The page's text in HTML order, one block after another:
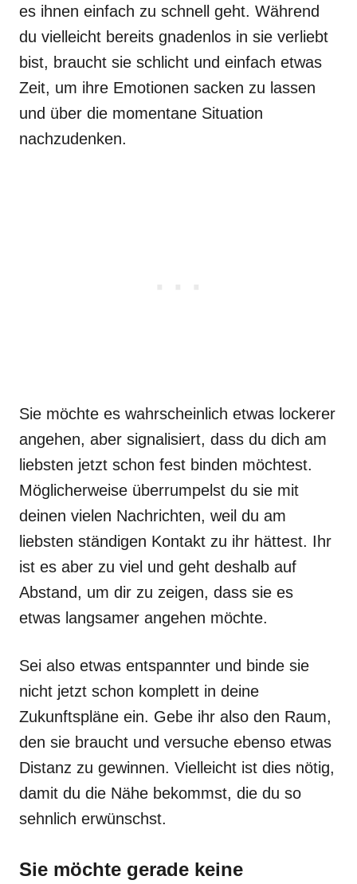
es ihnen einfach zu schnell geht. Während
du vielleicht bereits gnadenlos in sie verliebt
bist, braucht sie schlicht und einfach etwas
Zeit, um ihre Emotionen sacken zu lassen
und über die momentane Situation
nachzudenken.
Sie möchte es wahrscheinlich etwas lockerer
angehen, aber signalisiert, dass du dich am
liebsten jetzt schon fest binden möchtest.
Möglicherweise überrumpelst du sie mit
deinen vielen Nachrichten, weil du am
liebsten ständigen Kontakt zu ihr hättest. Ihr
ist es aber zu viel und geht deshalb auf
Abstand, um dir zu zeigen, dass sie es
etwas langsamer angehen möchte.
Sei also etwas entspannter und binde sie
nicht jetzt schon komplett in deine
Zukunftspläne ein. Gebe ihr also den Raum,
den sie braucht und versuche ebenso etwas
Distanz zu gewinnen. Vielleicht ist dies nötig,
damit du die Nähe bekommst, die du so
sehnlich erwünschst.
Sie möchte gerade keine